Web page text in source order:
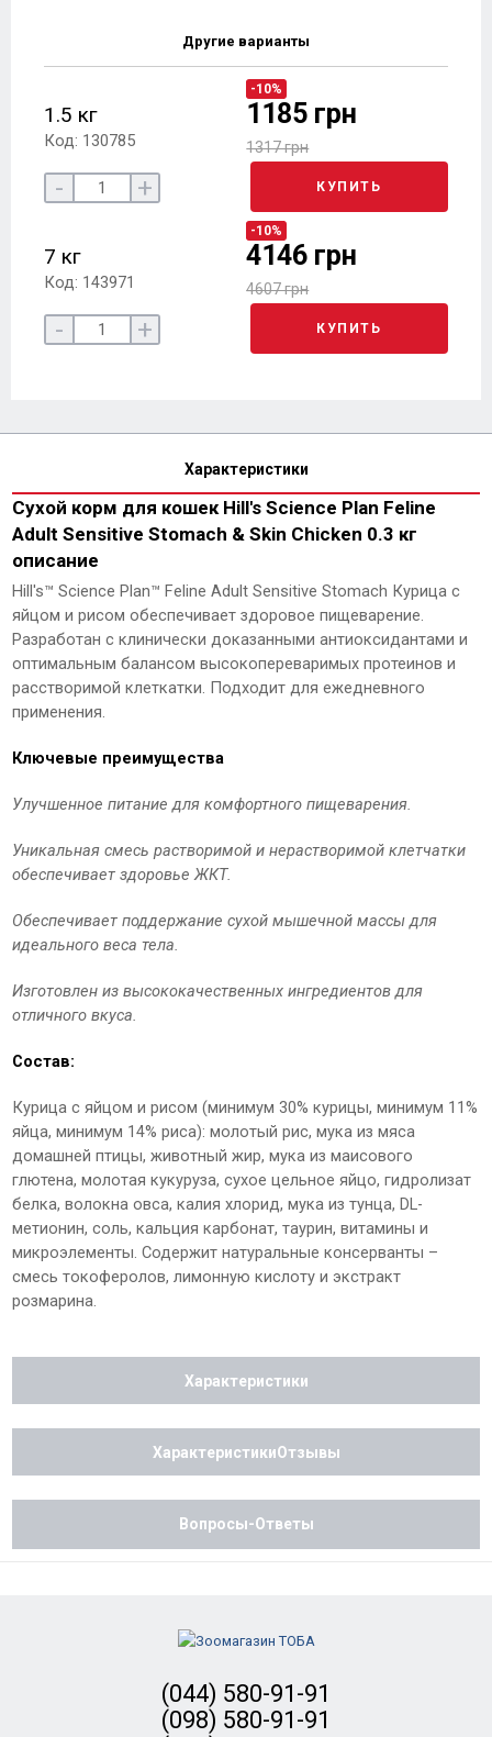
Другие варианты
1.5 кг
Код: 130785
-10%
1185 грн
1317 грн
- + КУПИТЬ
7 кг
Код: 143971
-10%
4146 грн
4607 грн
- + КУПИТЬ
Характеристики
Сухой корм для кошек Hill's Science Plan Feline
Adult Sensitive Stomach & Skin Chicken 0.3 кг
описание
Hill's™ Science Plan™ Feline Adult Sensitive Stomach Курица с
яйцом и рисом обеспечивает здоровое пищеварение.
Разработан с клинически доказанными антиоксидантами и
оптимальным балансом высокопереваримых протеинов и
расстворимой клеткатки. Подходит для ежедневного
применения.
Ключевые преимущества
Улучшенное питание для комфортного пищеварения.
Уникальная смесь растворимой и нерастворимой клетчатки
обеспечивает здоровье ЖКТ.
Обеспечивает поддержание сухой мышечной массы для
идеального веса тела.
Изготовлен из высококачественных ингредиентов для
отличного вкуса.
Состав:
Курица с яйцом и рисом (минимум 30% курицы, минимум 11%
яйца, минимум 14% риса): молотый рис, мука из мяса
домашней птицы, животный жир, мука из маисового
глютена, молотая кукуруза, сухое цельное яйцо, гидролизат
белка, волокна овса, калия хлорид, мука из тунца, DL-
метионин, соль, кальция карбонат, таурин, витамины и
микроэлементы. Содержит натуральные консерванты –
смесь токоферолов, лимонную кислоту и экстракт
розмарина.
Характеристики
ХарактеристикиОтзывы
Вопросы-Ответы
(044) 580-91-91
(098) 580-91-91